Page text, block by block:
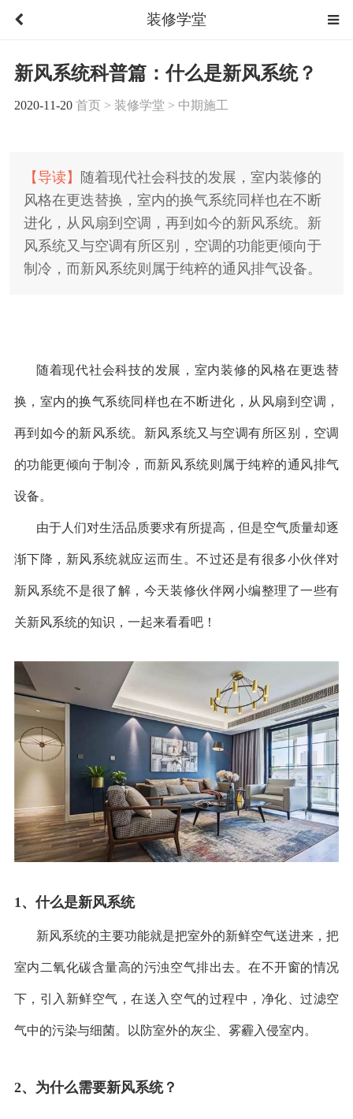
装修学堂
新风系统科普篇：什么是新风系统？
2020-11-20 首页 > 装修学堂 > 中期施工
【导读】
随着现代社会科技的发展，室内装修的
风格在更迭替换，室内的换气系统同样也在不断
进化，从风扇到空调，再到如今的新风系统。新
风系统又与空调有所区别，空调的功能更倾向于
制冷，而新风系统则属于纯粹的通风排气设备。
随着现代社会科技的发展，室内装修的风格在更迭替
换，室内的换气系统同样也在不断进化，从风扇到空调，
再到如今的新风系统。新风系统又与空调有所区别，空调
的功能更倾向于制冷，而新风系统则属于纯粹的通风排气
设备。
由于人们对生活品质要求有所提高，但是空气质量却逐
渐下降，新风系统就应运而生。不过还是有很多小伙伴对
新风系统不是很了解，今天装修伙伴网小编整理了一些有
关新风系统的知识，一起来看看吧！
1、什么是新风系统
新风系统的主要功能就是把室外的新鲜空气送进来，把
室内二氧化碳含量高的污浊空气排出去。在不开窗的情况
下，引入新鲜空气，在送入空气的过程中，净化、过滤空
气中的污染与细菌。以防室外的灰尘、雾霾入侵室内。
2、为什么需要新风系统？